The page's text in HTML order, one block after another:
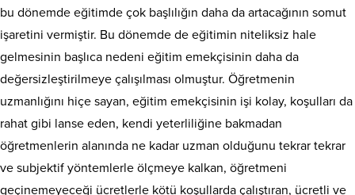
bu dönemde eğitimde çok başlılığın daha da artacağının somut
işaretini vermiştir. Bu dönemde de eğitimin niteliksiz hale
gelmesinin başlıca nedeni eğitim emekçisinin daha da
değersizleştirilmeye çalışılması olmuştur. Öğretmenin
uzmanlığını hiçe sayan, eğitim emekçisinin işi kolay, koşulları da
rahat gibi lanse eden, kendi yeterliliğine bakmadan
öğretmenlerin alanında ne kadar uzman olduğunu tekrar tekrar
ve subjektif yöntemlerle ölçmeye kalkan, öğretmeni
geçinemeyeceği ücretlerle kötü koşullarda çalıştıran, ücretli ve